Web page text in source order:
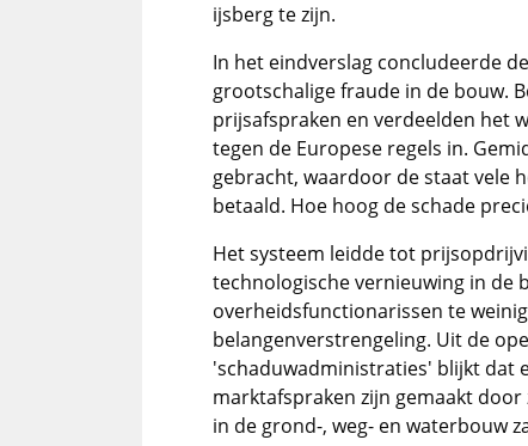
ijsberg te zijn.
In het eindverslag concludeerde
grootschalige fraude in de bouw.
prijsafspraken en verdeelden het
tegen de Europese regels in.
gebracht, waardoor de staat vele
betaald. Hoe hoog de schade
Het systeem leidde tot
technologische vernieuwing in de
overheidsfunctionarissen te
belangenverstrengeling. Uit de
'schaduwadministraties' blijkt dat
marktafspraken zijn gemaakt
in de grond-, weg- en waterbouw